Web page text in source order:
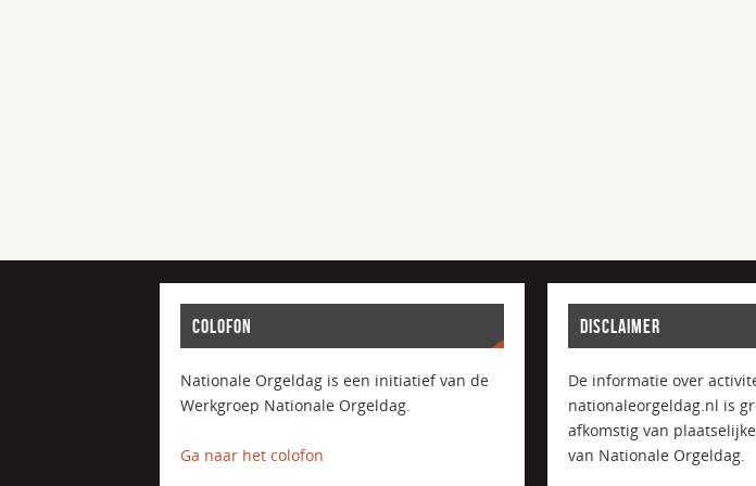
COLOFON
Nationale Orgeldag is een initiatief van de
Werkgroep Nationale Orgeldag.
Ga naar het colofon
DISCLAIMER
De informatie over
nationaleorgeldag.nl is
afkomstig van
van Nationale Orgeldag.